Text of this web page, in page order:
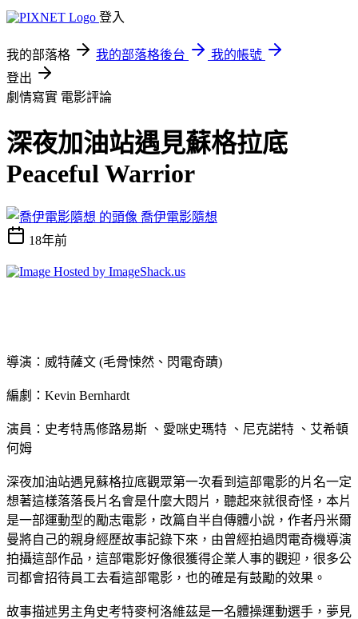
登入
我的部落格 我的部落格後台
我的帳號
登出
劇情寫實 電影評論
深夜加油站遇見蘇格拉底
Peaceful Warrior
喬伊電影隨想
18年前
導演：威特薩文 (毛骨悚然、閃電奇蹟)
編劇：Kevin Bernhardt
演員：史考特馬修路易斯 、愛咪史瑪特 、尼克諾特 、艾希頓
何姆
深夜加油站遇見蘇格拉底觀眾第一次看到這部電影的片名一定
想著這樣落落長片名會是什麼大悶片，聽起來就很奇怪，本片
是一部運動型的勵志電影，改篇自半自傳體小說，作者丹米爾
曼將自己的親身經歷故事記錄下來，由曾經拍過閃電奇機導演
拍攝這部作品，這部電影好像很獲得企業人事的觀迎，很多公
司都會招待員工去看這部電影，也的確是有鼓勵的效果。
故事描述男主角史考特麥柯洛維茲是一名體操運動選手，夢見